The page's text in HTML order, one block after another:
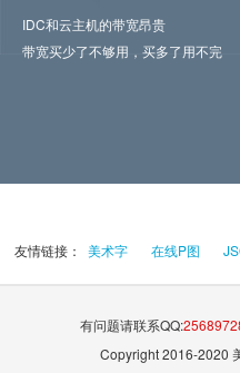
IDC和云主机的带宽昂贵
带宽买少了不够用，买多了用不完
友情链接：美术字 在线P图
有问题请联系QQ:
Copyright 2016-2020